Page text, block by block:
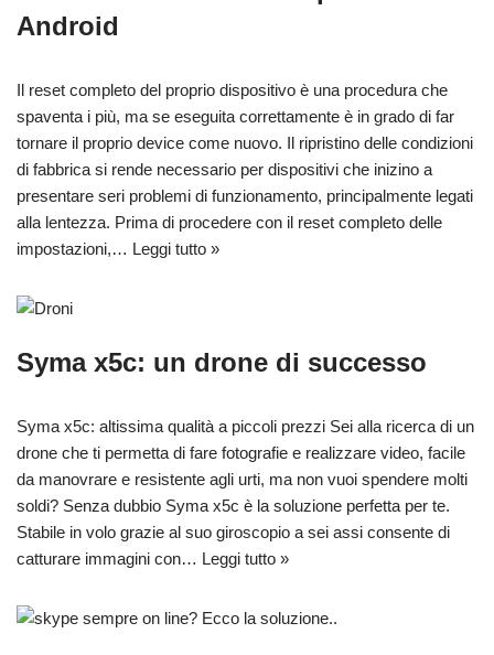
Android
Il reset completo del proprio dispositivo è una procedura che
spaventa i più, ma se eseguita correttamente è in grado di far
tornare il proprio device come nuovo. Il ripristino delle condizioni
di fabbrica si rende necessario per dispositivi che inizino a
presentare seri problemi di funzionamento, principalmente legati
alla lentezza. Prima di procedere con il reset completo delle
impostazioni,… Leggi tutto »
Syma x5c: un drone di successo
Syma x5c: altissima qualità a piccoli prezzi Sei alla ricerca di un
drone che ti permetta di fare fotografie e realizzare video, facile
da manovrare e resistente agli urti, ma non vuoi spendere molti
soldi? Senza dubbio Syma x5c è la soluzione perfetta per te.
Stabile in volo grazie al suo giroscopio a sei assi consente di
catturare immagini con… Leggi tutto »